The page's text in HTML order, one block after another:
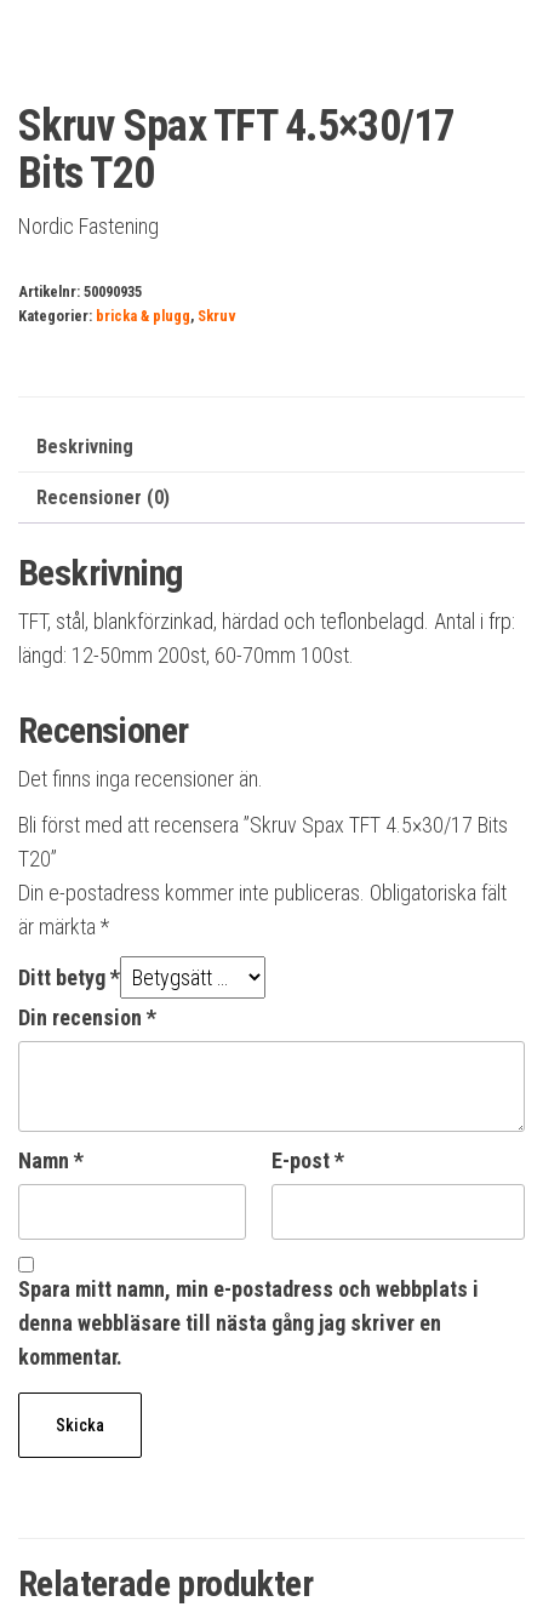
Skruv Spax TFT 4.5×30/17
Bits T20
Nordic Fastening
Artikelnr: 50090935
Kategorier: bricka & plugg, Skruv
Beskrivning
Recensioner (0)
Beskrivning
TFT, stål, blankförzinkad, härdad och teflonbelagd. Antal i frp:
längd: 12-50mm 200st, 60-70mm 100st.
Recensioner
Det finns inga recensioner än.
Bli först med att recensera ”Skruv Spax TFT 4.5×30/17 Bits
T20”
Din e-postadress kommer inte publiceras. Obligatoriska fält
är märkta *
Ditt betyg*
Din recension *
Namn * E-post*
Spara mitt namn, min e-postadress och webbplats i
denna webbläsare till nästa gång jag skriver en
kommentar.
Relaterade produkter